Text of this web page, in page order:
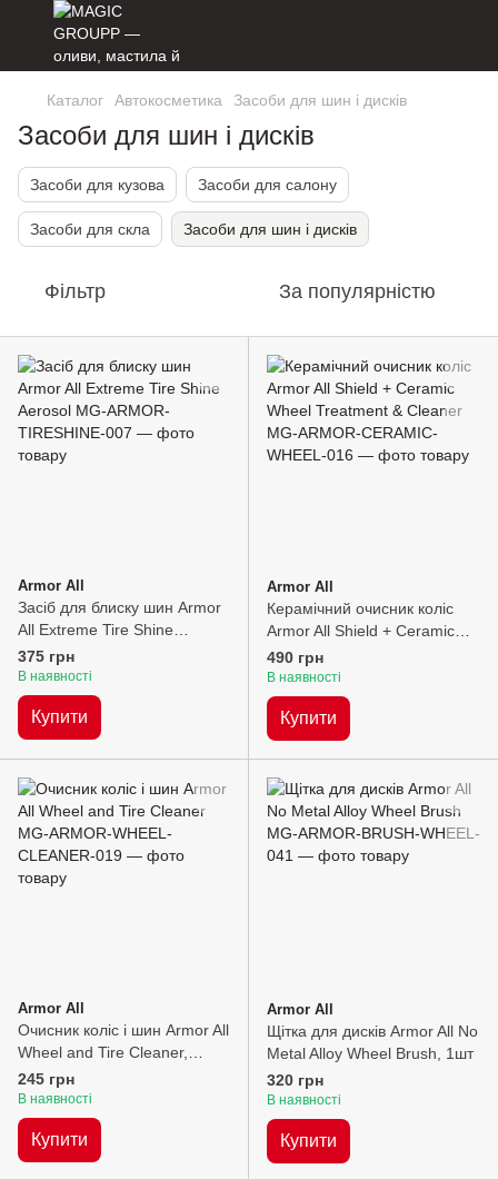
Каталог Автокосметика Засоби для шин і дисків
Засоби для шин і дисків
Засоби для кузова Засоби для салону
Засоби для скла Засоби для шин і дисків
Фільтр За популярністю
Armor All
Засіб для блиску шин Armor
All Extreme Tire Shine
Aerosol, 500мл
375 грн
В наявності
Купити
Armor All
Керамічний очисник коліс
Armor All Shield + Ceramic
Wheel Treatment & Cleaner,
500мл
490 грн
В наявності
Купити
Armor All
Очисник коліс і шин Armor All
Wheel and Tire Cleaner,
300мл
245 грн
В наявності
Купити
Armor All
Щітка для дисків Armor All No
Metal Alloy Wheel Brush, 1шт
320 грн
В наявності
Купити